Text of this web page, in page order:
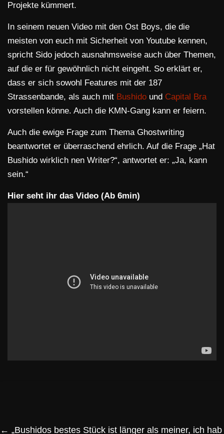
Projekte kümmert.
In seinem neuen Video mit den Ost Boys, die die
meisten von euch mit Sicherheit von Youtube kennen,
spricht Sido jedoch ausnahmsweise auch über Themen,
auf die er für gewöhnlich nicht eingeht. So erklärt er,
dass er sich sowohl Features mit der 187
Strassenbande, als auch mit Bushido und Capital Bra
vorstellen könne. Auch die KMN-Gang kann er feiern.
Auch die ewige Frage zum Thema Ghostwriting
beantwortet er überraschend ehrlich. Auf die Frage „Hat
Bushido wirklich nen Writer?“, antwortet er: „Ja, kann
sein.“
Hier seht ihr das Video (Ab 6min)
← „Bushidos bestes Stück ist länger als meiner, ich hab